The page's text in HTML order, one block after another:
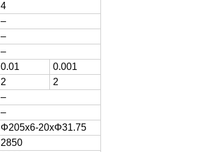
4
–
–
–
0.01
0.001
2
2
–
–
Φ205x6-20xΦ31.75
2850